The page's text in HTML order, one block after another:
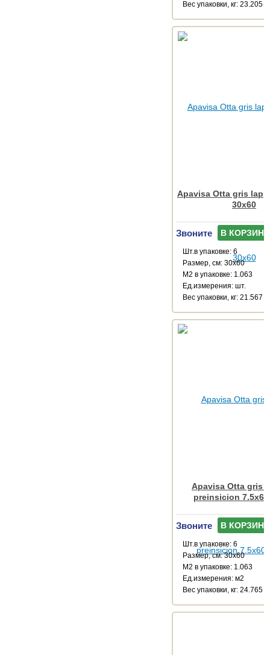
Веc упаковки, кг: 23.205
Apavisa Otta gris
30x60
Звоните В КОРЗИНУ
Шт.в упаковке: 6
Размер, см: 30x60
М2 в упаковке: 1.063
Ед.измерения: шт.
Веc упаковки, кг: 21.567
Apavisa Otta gris
preinsicion 7.5x60
Звоните В КОРЗИНУ
Шт.в упаковке: 6
Размер, см: 30x60
М2 в упаковке: 1.063
Ед.измерения: м2
Веc упаковки, кг: 24.765